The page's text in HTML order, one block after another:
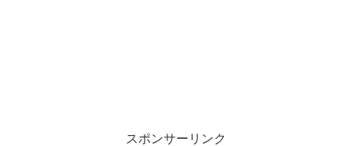
スポンサーリンク